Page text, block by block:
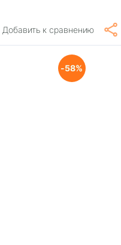
Добавить к сравнению
58